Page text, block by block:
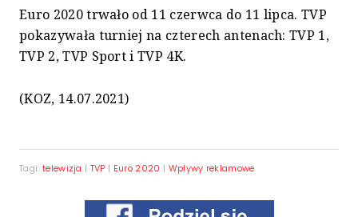
Euro 2020 trwało od 11 czerwca do 11 lipca. TVP
pokazywała turniej na czterech antenach: TVP 1,
TVP 2, TVP Sport i TVP 4K.
(KOZ, 14.07.2021)
Tagi: telewizja | TVP | Euro 2020 | Wpływy reklamowe